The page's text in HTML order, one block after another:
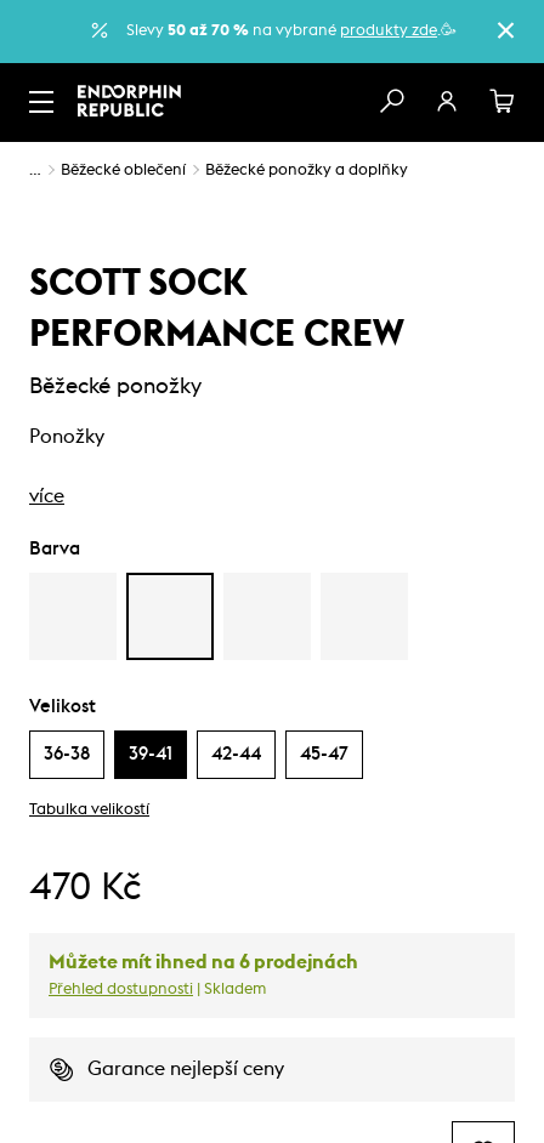
Slevy 50 až 70 % na vybrané produkty zde.🥳
… Běžecké oblečení Běžecké ponožky a doplňky
SCOTT SOCK
PERFORMANCE CREW
Běžecké ponožky
Ponožky
více
Barva
Velikost
36-38 39-41 42-44 45-47
Tabulka velikostí
470 Kč
Můžete mít ihned na 6 prodejnách
Přehled dostupnosti | Skladem
Garance nejlepší ceny